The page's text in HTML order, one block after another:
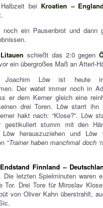
Halbzeit bei Kroatien –
ein Pausenbrot und dann
Litauen schießt das 2:0 gegen
ein übergroßes Maß an Atterl-
Joachim Löw ist heute
Der watet immer noch in
er dem Kerner gleich eine
drei Toren. Löw starrt
hakt nach: “Klose?”. Löw
gestikuliert stumm mit den
herauszuziehen und Löw
“Trainer haben manchmal doch
Endstand Finnland –
Die letzten Spielminuten waren
Tor. Drei Tore für Miroslav
von Oliver Kahn überstrahlt,